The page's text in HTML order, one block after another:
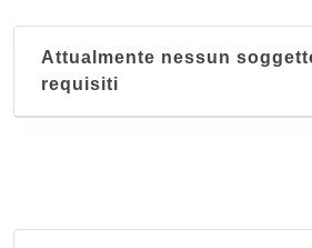
Attualmente nessun
requisiti